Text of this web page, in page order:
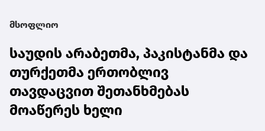
მსოფლიო
საუდის არაბეთმა, პაკისტანმა და
თურქეთმა ერთობლივ
თავდაცვით შეთანხმებას
მოაწერეს ხელი